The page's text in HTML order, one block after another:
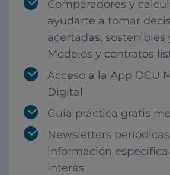
Comparadores y
ayudarte a tomar
acertadas, sostenibles
Modelos y contratos
Acceso a la App OCU
Digital
Guía práctica gratis
Newsletters
información
interés